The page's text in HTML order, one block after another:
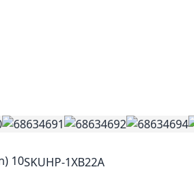
10SKUHP-1XB22A